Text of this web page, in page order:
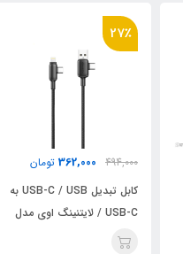
15٪
1,499,000
1,289,000 تومان
شارژر فندکی 75 وات مک‌دودو
مدل CC-3690 | با ۲ پورت و
نمایشگر دیجیتال